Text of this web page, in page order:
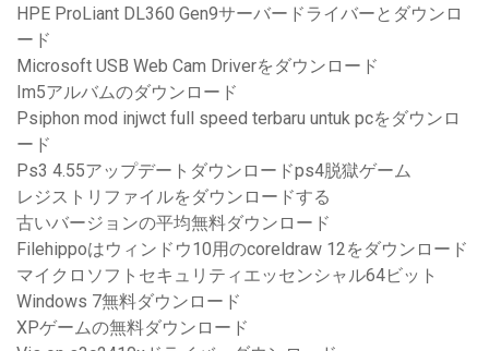
HPE ProLiant DL360 Gen9サーバードライバーとダウンロ
ード
Microsoft USB Web Cam Driverをダウンロード
Im5アルバムのダウンロード
Psiphon mod injwct full speed terbaru untuk pcをダウンロ
ード
Ps3 4.55アップデートダウンロードps4脱獄ゲーム
レジストリファイルをダウンロードする
古いバージョンの平均無料ダウンロード
Filehippoはウィンドウ10用のcoreldraw 12をダウンロード
マイクロソフトセキュリティエッセンシャル64ビット
Windows 7無料ダウンロード
XPゲームの無料ダウンロード